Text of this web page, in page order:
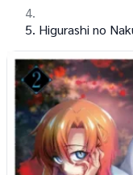
Higurashi no